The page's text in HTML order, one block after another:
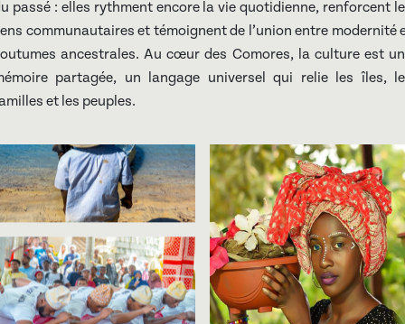
passé : elles rythment encore la vie quotidienne, renforcent
communautaires et témoignent de l’union entre modernité
ancestrales. Au cœur des Comores, la culture est
partagée, un langage universel qui relie les îles,
et les peuples.